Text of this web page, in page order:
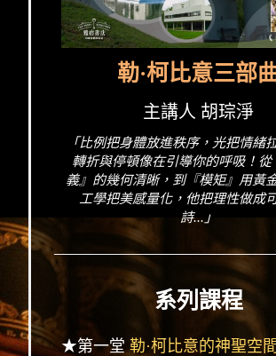
勒·柯比意三部
主講人 胡琮淨
「比例把身體放進秩序，光把情緒
轉折與停頓像在引導你的呼吸！從
義』的幾何清晰，到『模矩』用黃
工學把美感量化，他把理性做成
詩...」
系列課程
★第一堂 勒·柯比意的神聖空間